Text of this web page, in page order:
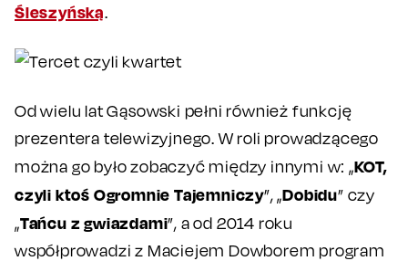
Śleszyńską.
Od wielu lat Gąsowski pełni również funkcję
prezentera telewizyjnego. W roli prowadzącego
można go było zobaczyć między innymi w: „KOT,
czyli ktoś Ogromnie Tajemniczy”, „Dobidu” czy
„Tańcu z gwiazdami”, a od 2014 roku
współprowadzi z Maciejem Dowborem program